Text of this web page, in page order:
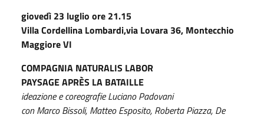
giovedì 23 luglio ore 21.15
Villa Cordellina Lombardi,via Lovara 36, Montecchio
Maggiore VI
COMPAGNIA NATURALIS LABOR
PAYSAGE APRÈS LA BATAILLE
ideazione e coreografie Luciano Padovani
con Marco Bissoli, Matteo Esposito, Roberta Piazza, De